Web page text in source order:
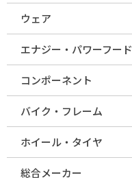
ウェア
エナジー・パワーフード
コンポーネント
バイク・フレーム
ホイール・タイヤ
総合メーカー